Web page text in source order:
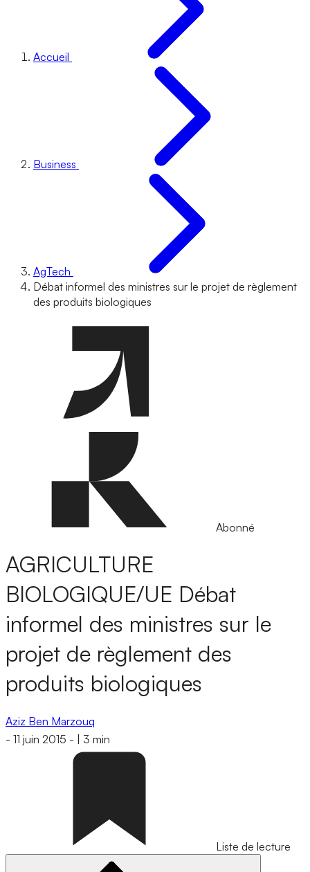
Accueil
Business
AgTech
Débat informel des ministres sur le projet de règlement
des produits biologiques
Abonné
AGRICULTURE
BIOLOGIQUE/UE Débat
informel des ministres sur le
projet de règlement des
produits biologiques
Aziz Ben Marzouq
- 11 juin 2015 - 3 min
Liste de lecture